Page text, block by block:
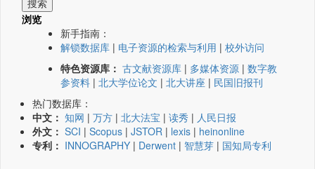
浏览
新手指南：
解锁数据库 | 电子资源的检索与利用 | 校外访问
特色资源库： 古文献资源库 | 多媒体资源 | 数字教
参资料 | 北大学位论文 | 北大讲座 | 民国旧报刊
热门数据库：
中文： 知网 | 万方 | 北大法宝 | 读秀 | 人民日报
外文： SCI | Scopus | JSTOR | lexis | heinonline
专利： INNOGRAPHY | Derwent | 智慧芽 | 国知局专利